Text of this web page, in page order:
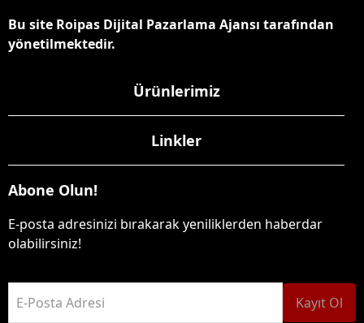
Bu site Roipas Dijital Pazarlama Ajansı tarafından
yönetilmektedir.
Ürünlerimiz
Linkler
Abone Olun!
E-posta adresinizi bırakarak yeniliklerden haberdar
olabilirsiniz!
E-Posta Adresi Kayıt Ol